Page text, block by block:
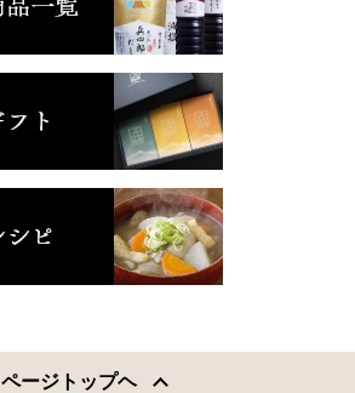
ページトップヘ